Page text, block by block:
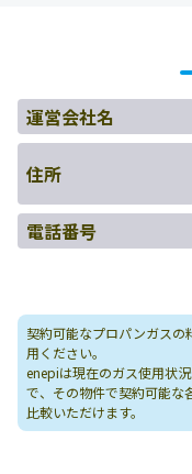
運営会社名
住所
電話番号
契約可能なプロパンガスの
用ください。
enepiは現在のガス使用状
で、その物件で契約可能な
比較いただけます。